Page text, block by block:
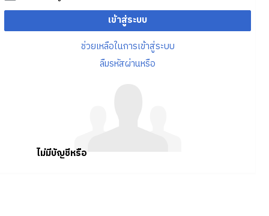
เข้าสู่ระบบ
ช่วยเหลือในการเข้าสู่ระบบ
ลืมรหัสผ่านหรือ
ไม่มีบัญชีหรือ